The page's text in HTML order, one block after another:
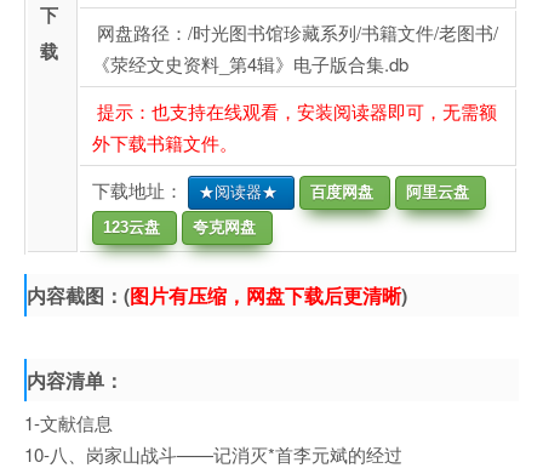
下
载
网盘路径：/时光图书馆珍藏系列/书籍文件/老图书/
《荥经文史资料_第4辑》电子版合集.db
提示：也支持在线观看，安装阅读器即可，无需额
外下载书籍文件。
下载地址：
★阅读器★ 百度网盘
阿里云盘
123云盘
夸克网盘
内容截图：(图片有压缩，网盘下载后更清晰)
内容清单：
1-文献信息
10-八、岗家山战斗——记消灭*首李元斌的经过